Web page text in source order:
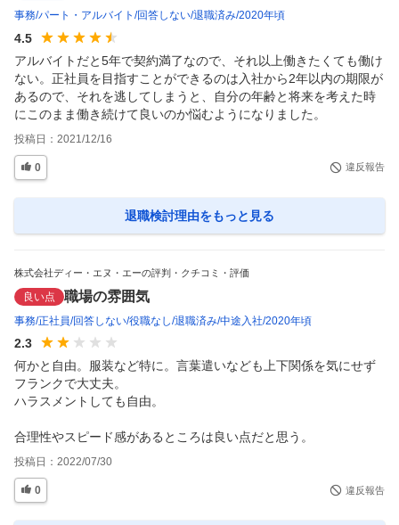
事務 パート・アルバイト 回答しない 退職済み 2020年頃
4.5
アルバイトだと5年で契約満了なので、それ以上働きたくても働け
ない。正社員を目指すことができるのは入社から2年以内の期限が
あるので、それを逃してしまうと、自分の年齢と将来を考えた時
にこのまま働き続けて良いのか悩むようになりました。
投稿日： 2021/12/16
0 違反報告
退職検討理由をもっと見る
株式会社ディー・エヌ・エーの評判・クチコミ・評価
良い点 職場の雰囲気
事務 正社員 回答しない 役職なし 退職済み 中途入社 2020年頃
2.3
何かと自由。服装など特に。言葉遣いなども上下関係を気にせず
フランクで大丈夫。
ハラスメントしても自由。
合理性やスピード感があるところは良い点だと思う。
投稿日： 2022/07/30
0 違反報告